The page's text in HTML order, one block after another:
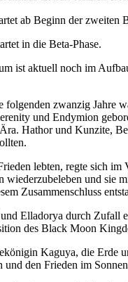
ab Beginn der zweiten
in die Beta-Phase.
ist aktuell noch im
folgenden zwanzig Jahre
und Endymion
Hathor und Kunzite,
lebten, regte sich
und sie
Zusammenschluss
Elladorya durch Zufall
des Black Moon
Kaguya, die
den Frieden im